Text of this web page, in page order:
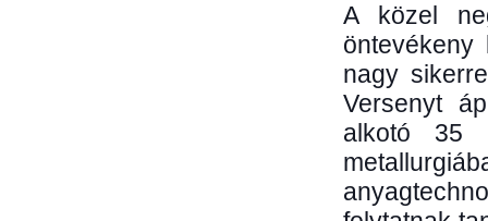
A közel
nagy
Versenyt
alkotó 35